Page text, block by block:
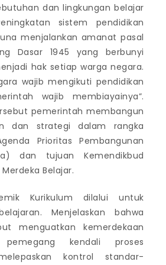
dan lingkungan belajar
sistem pendidikan
menjalankan amanat pasal
Dasar 1945 yang berbunyi
hak setiap warga negara.
wajib mengikuti pendidikan
wajib membiayainya”.
pemerintah membangun
dan strategi dalam rangka
Prioritas Pembangunan
dan tujuan Kemendikbud
Belajar.
Kurikulum dilalui untuk
Menjelaskan bahwa
menguatkan kemerdekaan
kendali proses
kontrol standar-